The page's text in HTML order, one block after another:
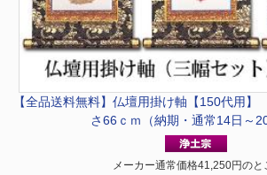
【全品送料無料】 仏壇用掛け軸【150代用
さ66ｃｍ（納期・通常14日～20
メーカー通常価格41,250円のと